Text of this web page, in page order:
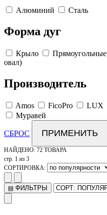
Алюминий Сталь
Форма дуг
Крыло Прямоугольные
овал)
Производитель
Amos FicoPro LUX
Муравей
СБРОС ПРИМЕНИТЬ
НАЙДЕНО: 72 ТОВАРА
стр. 1 из 3
СОРТИРОВКА:
▤ ФИЛЬТРЫ